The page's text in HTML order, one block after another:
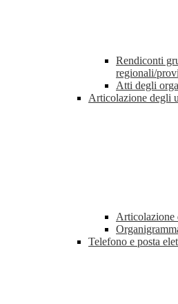
Rendiconti
regionali/
Atti degli
Articolazione degli
Telefono e posta